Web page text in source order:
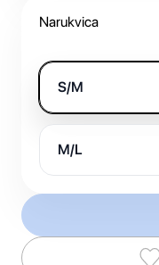
Narukvica
S/M
M/L